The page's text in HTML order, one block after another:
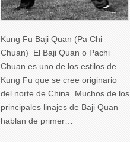
Kung Fu Baji Quan (Pa Chi
Chuan) El Baji Quan o Pachi
Chuan es uno de los estilos de
Kung Fu que se cree originario
del norte de China. Muchos de los
principales linajes de Baji Quan
hablan de primer…